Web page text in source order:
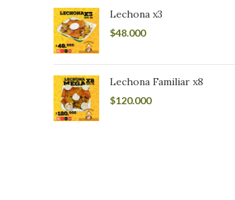
Lechona x3
$48.000
Lechona Familiar x8
$120.000